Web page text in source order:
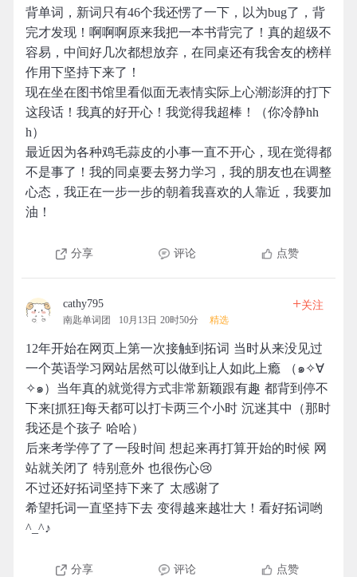
背单词，新词只有46个我还愣了一下，以为bug了，背
完才发现！啊啊啊原来我把一本书背完了！真的超级不
容易，中间好几次都想放弃，在同桌还有我舍友的榜样
作用下坚持下来了！
现在坐在图书馆里看似面无表情实际上心潮澎湃的打下
这段话！我真的好开心！我觉得我超棒！（你冷静hh
h）
最近因为各种鸡毛蒜皮的小事一直不开心，现在觉得都
不是事了！我的同桌要去努力学习，我的朋友也在调整
心态，我正在一步一步的朝着我喜欢的人靠近，我要加
油！
分享 评论 点赞
cathy795
南匙单词团 10月13日 20时50分 精选
+关注
12年开始在网页上第一次接触到拓词 当时从来没见过
一个英语学习网站居然可以做到让人如此上瘾 （๑✧∀
✧๑）当年真的就觉得方式非常新颖跟有趣 都背到停不
下来[抓狂]每天都可以打卡两三个小时 沉迷其中（那时
我还是个孩子 哈哈）
后来考学停了了一段时间 想起来再打算开始的时候 网
站就关闭了 特别意外 也很伤心😢
不过还好拓词坚持下来了 太感谢了
希望托词一直坚持下去 变得越来越壮大！看好拓词哟
^_^♪
分享 评论 点赞